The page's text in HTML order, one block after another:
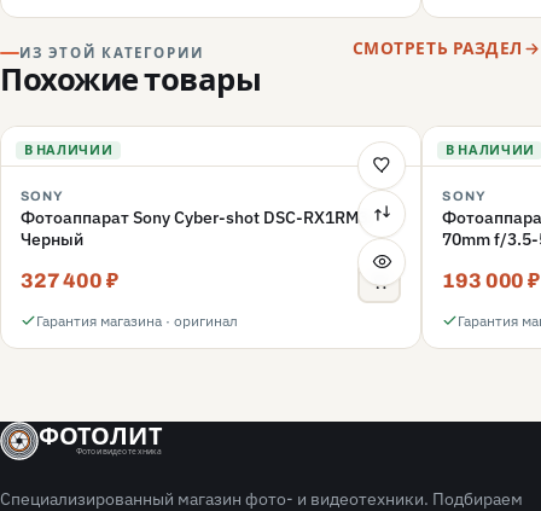
ИЗ ЭТОЙ КАТЕГОРИИ
Похожие товары
СМОТРЕТЬ РАЗДЕЛ
В НАЛИЧИИ
SONY
Фотоаппарат Sony Cyber-shot DSC-RX1RM3,
Черный
327 400 ₽
Гарантия магазина · оригинал
В НАЛИЧИИ
SONY
70mm f/3.5-
193 000 ₽
Гарантия
ФОТОЛИТ
Фото и видео техника
Специализированный магазин фото- и видеотехники. Подбираем